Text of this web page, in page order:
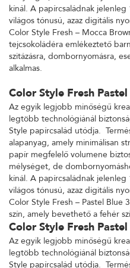
kínál. A papírcsaládnak
világos tónusú, azaz digitális
Color Style Fresh – Mocca
tejcsokoládéra emlékeztető
szitázásra, dombornyomásra,
alkalmas.
Color Style Fresh
Az egyik legjobb minőségű
legtöbb technológiánál
Style papírcsalád utódja.
alapanyag, amely minimálisan
papír megfelelő volumene
mélységet, de
kínál. A papírcsaládnak
világos tónusú, azaz digitális
Color Style Fresh – Pastel
szín, amely bevethető a fehér
Color Style Fresh
Az egyik legjobb minőségű
legtöbb technológiánál
Style papírcsalád utódja.